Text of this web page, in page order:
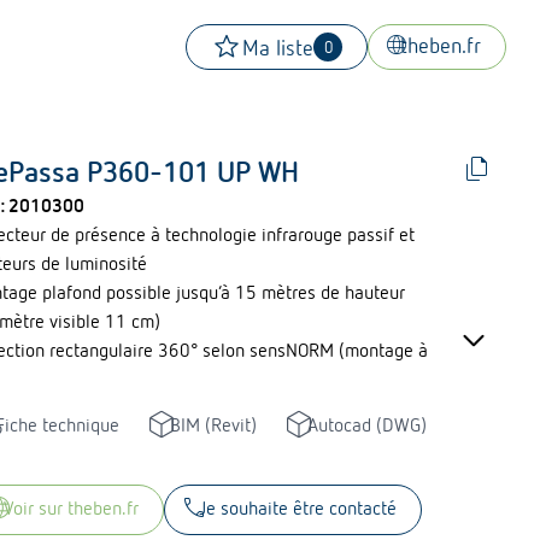
starMa liste 0 languagetheben.fr
P360-101 UP WH
2010300
file_copy
de présence à technologie infrarouge passif et
de luminosité
plafond possible jusqu’à 15 mètres de hauteur
visible 11 cm)
rectangulaire 360° selon sensNORM (montage à
transversale 43m x 5m, zone frontale 14,8m x 4,2m
supplémentaire libre de potentiel pour commande
de lumière Mixte, Temporisation au déclenchement :
10s-60min
keyboard_arrow_down
Fiche technique deployed_code BIM (Revit) deployed_codeAutocad (DWG)
voir sur theben.fr callJe souhaite être contacté